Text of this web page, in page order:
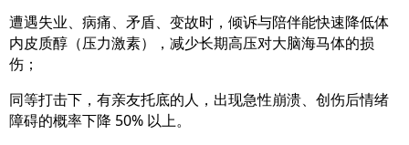
遭遇失业、病痛、矛盾、变故时，倾诉与陪伴能快速降低体
内皮质醇（压力激素）
，减少长期高压对大脑海马体的损
伤；
同等打击下，有亲友托底的人，出现急性崩溃、创伤后情绪
障碍的概率下降 50% 以上。